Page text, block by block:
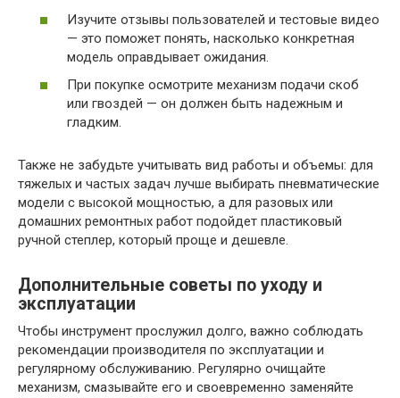
Изучите отзывы пользователей и тестовые видео
— это поможет понять, насколько конкретная
модель оправдывает ожидания.
При покупке осмотрите механизм подачи скоб
или гвоздей — он должен быть надежным и
гладким.
Также не забудьте учитывать вид работы и объемы: для
тяжелых и частых задач лучше выбирать пневматические
модели с высокой мощностью, а для разовых или
домашних ремонтных работ подойдет пластиковый
ручной степлер, который проще и дешевле.
Дополнительные советы по уходу и
эксплуатации
Чтобы инструмент прослужил долго, важно соблюдать
рекомендации производителя по эксплуатации и
регулярному обслуживанию. Регулярно очищайте
механизм, смазывайте его и своевременно заменяйте